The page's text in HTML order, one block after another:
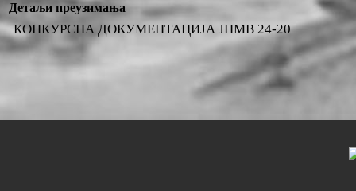
Детаљи преузимања
КОНКУРСНА ДОКУМЕНТАЦИЈА ЈНМВ 24-20